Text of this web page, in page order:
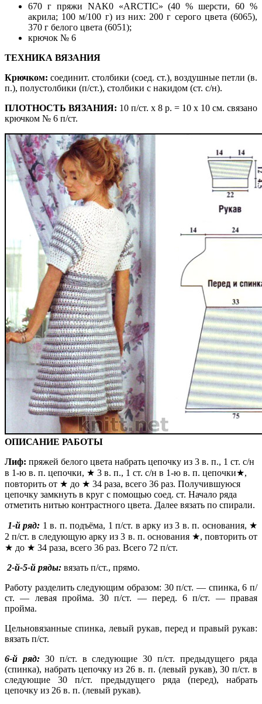
670 г пряжи NAK0 «ARCTIC» (40 % шерсти, 60 %
акрила; 100 м/100 г) из них: 200 г серого цвета (6065),
370 г белого цвета (6051);
крючок № 6
ТЕХНИКА ВЯЗАНИЯ
Крючком: соединит. столбики (соед. ст.), воздушные петли (в.
п.), полустолбики (п/ст.), столбики с накидом (ст. с/н).
ПЛОТНОСТЬ ВЯЗАНИЯ: 10 п/ст. х 8 р. = 10 х 10 см. связано
крючком № 6 п/ст.
ОПИСАНИЕ РАБОТЫ
Лиф: пряжей белого цвета набрать цепочку из 3 в. п., 1 ст. с/н
в 1-ю в. п. цепочки, ★ 3 в. п., 1 ст. с/н в 1-ю в. п. цепочки★,
повторить от ★ до ★ 34 раза, всего 36 раз. Получившуюся
цепочку замкнуть в круг с помощью соед. ст. Начало ряда
отметить нитью контрастного цвета. Далее вязать по спирали.
1-й ряд: 1 в. п. подъёма, 1 п/ст. в арку из 3 в. п. основания, ★
2 п/ст. в следующую арку из 3 в. п. основания ★, повторить от
★ до ★ 34 раза, всего 36 раз. Всего 72 п/ст.
2-й-5-й ряды: вязать п/ст., прямо.
Работу разделить следующим образом: 30 п/ст. — спинка, 6 п/
ст. — левая пройма. 30 п/ст. — перед. 6 п/ст. — правая
пройма.
Цельновязанные спинка, левый рукав, перед и правый рукав:
вязать п/ст.
6-й ряд:30 п/ст. в следующие 30 п/ст. предыдущего ряда
(спинка), набрать цепочку из 26 в. п. (левый рукав), 30 п/ст. в
следующие 30 п/ст. предыдущего ряда (перед), набрать
цепочку из 26 в. п. (левый рукав).